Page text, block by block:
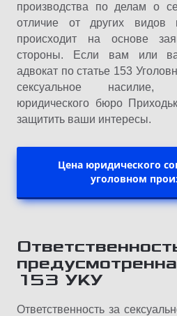
производства по делам о
отличие от других видов
происходит на основе
стороны. Если вам или
адвокат по статье 153
сексуальное
юридического бюро
защитить ваши интересы.
Цена юридического
уголовном
153 УКУ
Ответственность за